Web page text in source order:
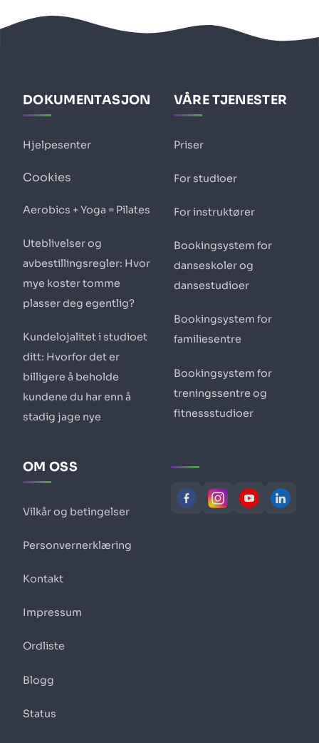
DOKUMENTASJON
Hjelpesenter
Cookies
Aerobics + Yoga = Pilates
Uteblivelser og
avbestillingsregler: Hvor
mye koster tomme
plasser deg egentlig?
Kundelojalitet i studioet
ditt: Hvorfor det er
billigere å beholde
kundene du har enn å
stadig jage nye
VÅRE TJENESTER
Priser
For studioer
For instruktører
Bookingsystem for
danseskoler og
dansestudioer
Bookingsystem for
familiesentre
Bookingsystem for
treningssentre og
fitnessstudioer
OM OSS
Vilkår og betingelser
Personvernerklæring
Kontakt
Impressum
Ordliste
Blogg
Status